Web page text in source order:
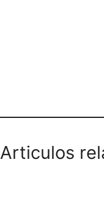
Articulos